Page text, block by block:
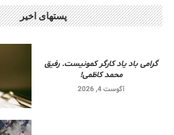
پستهای اخیر
گرامی باد یاد کارگر کمونیست. رفیق
محمد کاظمی!
آگوست 4, 2026